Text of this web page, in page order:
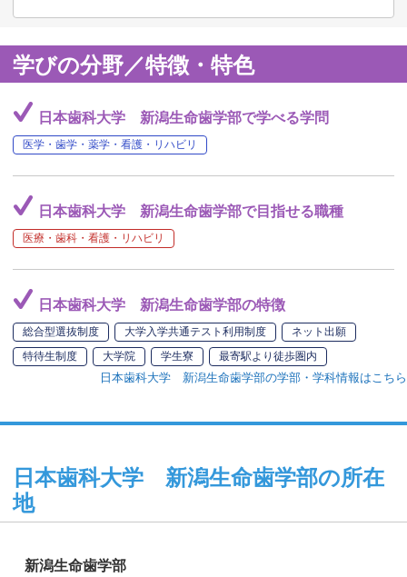
学びの分野／特徴・特色
日本歯科大学 新潟生命歯学部で学べる学問
医学・歯学・薬学・看護・リハビリ
日本歯科大学 新潟生命歯学部で目指せる職種
医療・歯科・看護・リハビリ
日本歯科大学 新潟生命歯学部の特徴
総合型選抜制度 大学入学共通テスト利用制度
ネット出願
特待生制度
大学院 学生寮 最寄駅より徒歩圏内
日本歯科大学 新潟生命歯学部の学部・学科情報はこちら
日本歯科大学 新潟生命歯学部の所在
地
新潟生命歯学部